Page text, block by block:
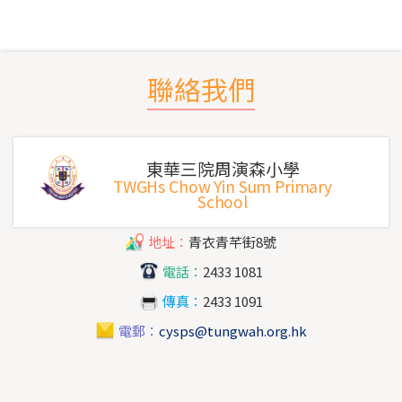
聯絡我們
東華三院周演森小學
TWGHs Chow Yin Sum Primary
School
地址： 青衣青芊街8號
電話： 2433 1081
傳真： 2433 1091
電郵： cysps@tungwah.org.hk